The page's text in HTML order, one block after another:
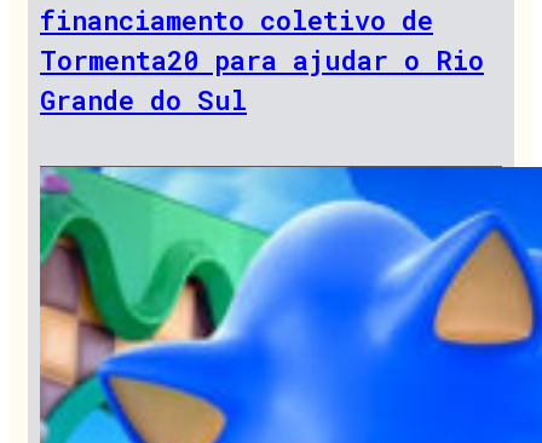
financiamento coletivo de
Tormenta20 para ajudar o Rio
Grande do Sul